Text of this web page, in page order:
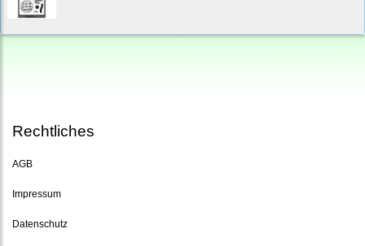
Rechtliches
AGB
Impressum
Datenschutz